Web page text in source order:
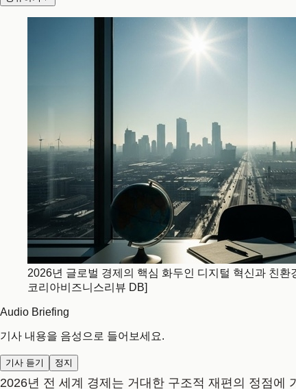
2026년 글로벌 경제의 핵심 화두인 디지털 혁신과 친
코리아비즈니스리뷰 DB]
Audio Briefing
기사 내용을 음성으로 들어보세요.
기사 듣기 정지
2026년 전 세계 경제는 거대한 구조적 재편의 정점에